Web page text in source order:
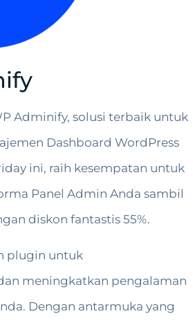
Adminify, solusi terbaik untuk
Dashboard WordPress
ini, raih kesempatan untuk
Panel Admin Anda sambil
diskon fantastis 55%.
plugin untuk
meningkatkan pengalaman
Dengan antarmuka yang